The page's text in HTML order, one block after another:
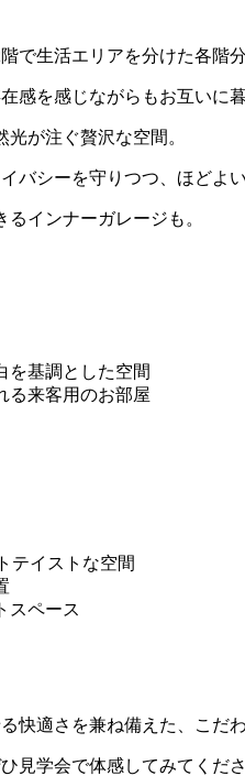
生活エリアを分けた各階
感を感じながらもお互いに
が注ぐ贅沢な空間。
バシーを守りつつ、ほどよ
インナーガレージも。
を基調とした空間
る来客用のお部屋
テイストな空間
スペース
快適さを兼ね備えた、こだ
見学会で体感してみてくだ